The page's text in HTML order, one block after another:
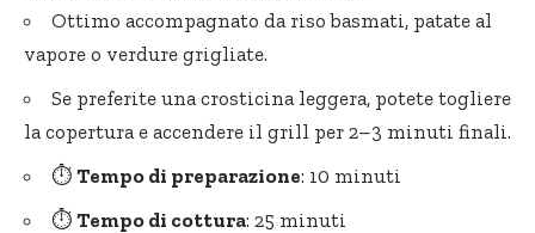
Ottimo accompagnato da riso basmati, patate al
vapore o verdure grigliate.
Se preferite una crosticina leggera, potete togliere
la copertura e accendere il grill per 2–3 minuti finali.
⏱️ Tempo di preparazione: 10 minuti
⏱️ Tempo di cottura: 25 minuti